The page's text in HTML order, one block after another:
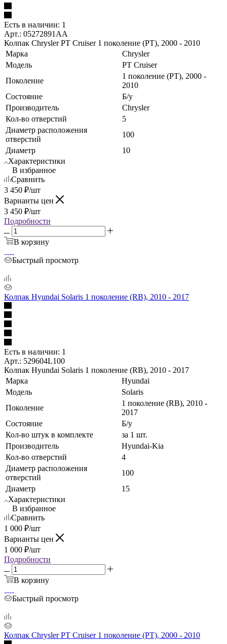
Есть в наличии: 1
Арт.: 05272891AA
Колпак Chrysler PT Cruiser 1 поколение (PT), 2000 - 2010
Марка
Chrysler
Модель
PT Cruiser
Поколение
1 поколение (PT), 2000 -
2010
Состояние
Б/у
Производитель
Chrysler
Кол-во отверстий
5
Диаметр расположения
отверстий
100
Диаметр
10
Характеристики
В избранное
Сравнить
3 450 ₽/шт
Варианты цен
3 450 ₽/шт
Подробности
В корзину
Быстрый просмотр
Колпак Hyundai Solaris 1 поколение (RB), 2010 - 2017
Есть в наличии: 1
Арт.: 529604L100
Колпак Hyundai Solaris 1 поколение (RB), 2010 - 2017
Марка
Hyundai
Модель
Solaris
Поколение
1 поколение (RB), 2010 -
2017
Состояние
Б/у
Кол-во штук в комплекте
за 1 шт.
Производитель
Hyundai-Kia
Кол-во отверстий
4
Диаметр расположения
отверстий
100
Диаметр
15
Характеристики
В избранное
Сравнить
1 000 ₽/шт
Варианты цен
1 000 ₽/шт
Подробности
В корзину
Быстрый просмотр
Колпак Chrysler PT Cruiser 1 поколение (PT), 2000 - 2010